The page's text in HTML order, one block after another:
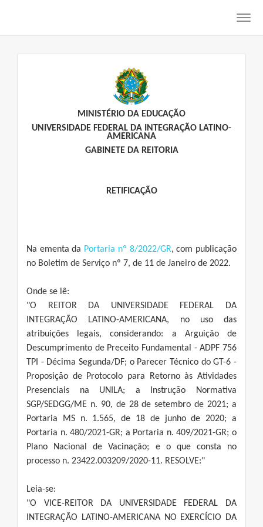
MINISTÉRIO DA EDUCAÇÃO
UNIVERSIDADE FEDERAL DA INTEGRAÇÃO LATINO-
AMERICANA
GABINETE DA REITORIA
RETIFICAÇÃO
Na ementa da Portaria nº 8/2022/GR, com publicação
no Boletim de Serviço nº 7, de 11 de Janeiro de 2022.
Onde se lê:
"O REITOR DA UNIVERSIDADE FEDERAL DA
INTEGRAÇÃO LATINO-AMERICANA, no uso das
atribuições legais, considerando: a Arguição de
Descumprimento de Preceito Fundamental - ADPF 756
TPI - Décima Segunda/DF; o Parecer Técnico do GT-6 -
Proposição de Protocolo para Retorno às Atividades
Presenciais na UNILA; a Instrução Normativa
SGP/SEDGG/ME n. 90, de 28 de setembro de 2021; a
Portaria MS n. 1.565, de 18 de junho de 2020; a
Portaria n. 480/2021-GR; a Portaria n. 409/2021-GR; o
Plano Nacional de Vacinação; e o que consta no
processo n. 23422.003209/2020-11. RESOLVE:"
Leia-se:
"O VICE-REITOR DA UNIVERSIDADE FEDERAL DA
INTEGRAÇÃO LATINO-AMERICANA NO EXERCÍCIO DA